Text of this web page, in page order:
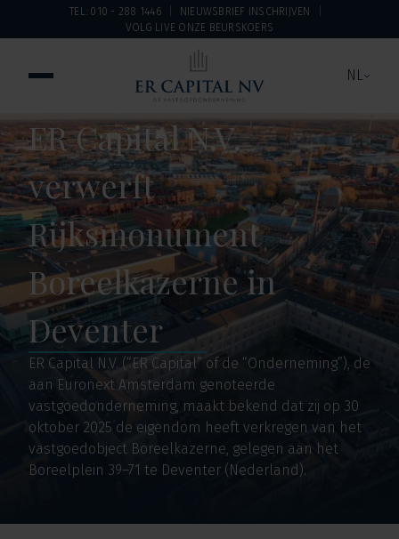
TEL: 010 - 288 1446
NIEUWSBRIEF INSCHRIJVEN
VOLG LIVE ONZE BEURSKOERS
NL
ER Capital N.V.
verwerft
Rijksmonument
Boreelkazerne in
Deventer
ER Capital N.V. (“ER Capital” of de “Onderneming”), de
aan Euronext Amsterdam genoteerde
vastgoedonderneming, maakt bekend dat zij op 30
oktober 2025 de eigendom heeft verkregen van het
vastgoedobject Boreelkazerne, gelegen aan het
Boreelplein 39–71 te Deventer (Nederland).